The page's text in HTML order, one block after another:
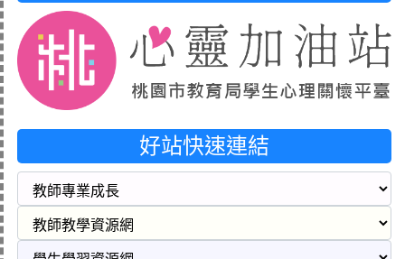
好站快速連結